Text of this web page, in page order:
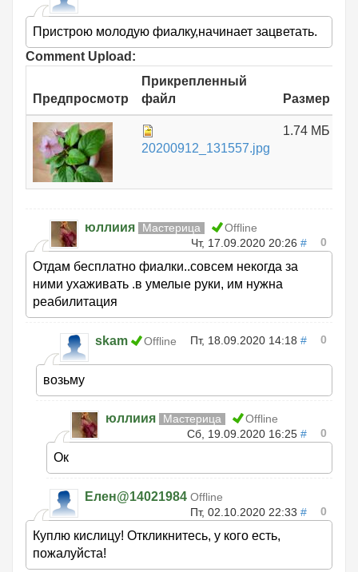
Пристрою молодую фиалку,начинает зацветать.
Comment Upload:
Предпросмотр
Прикрепленный
файл
Размер
20200912_131557.jpg
1.74 МБ
юллиия Мастерица
Offline
Чт, 17.09.2020 20:26 # 0
Отдам бесплатно фиалки..совсем некогда за
ними ухаживать .в умелые руки, им нужна
реабилитация
skam Offline Пт, 18.09.2020 14:18 # 0
возьму
юллиия Мастерица
Offline
Сб, 19.09.2020 16:25 # 0
Ок
Елен@14021984 Offline
Пт, 02.10.2020 22:33 # 0
Куплю кислицу! Откликнитесь, у кого есть,
пожалуйста!